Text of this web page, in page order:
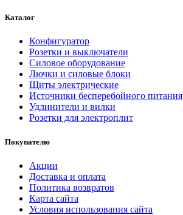
Каталог
Конфигуратор
Розетки и выключатели
Силовое оборудование
Лючки и силовые блоки
Щиты электрические
Источники бесперебойного питания
Удлинители и вилки
Розетки для электроплит
Покупателю
Акции
Доставка и оплата
Политика возвратов
Карта сайта
Условия использования сайта